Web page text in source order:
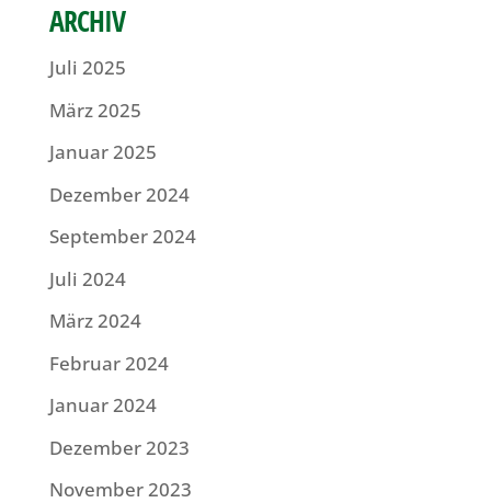
ARCHIV
Juli 2025
März 2025
Januar 2025
Dezember 2024
September 2024
Juli 2024
März 2024
Februar 2024
Januar 2024
Dezember 2023
November 2023